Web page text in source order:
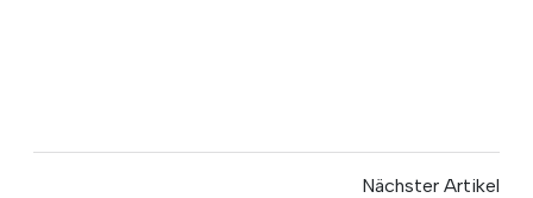
Nächster Artikel